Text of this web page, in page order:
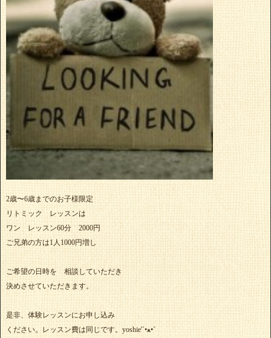
2歳〜6歳までのお子様限定
リトミック レッスンは
ワン レッスン60分 2000円
ご兄弟の方は1人1000円増し
ご希望の日時を 相談していただき
決めさせていただきます。
是非、体験レッスンにお申し込み
ください。レッスン費は同じです。yoshie'‎´•ﻌ•`